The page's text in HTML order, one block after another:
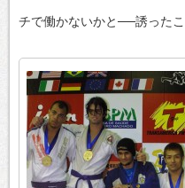
チで働かないかと──誘ったこ